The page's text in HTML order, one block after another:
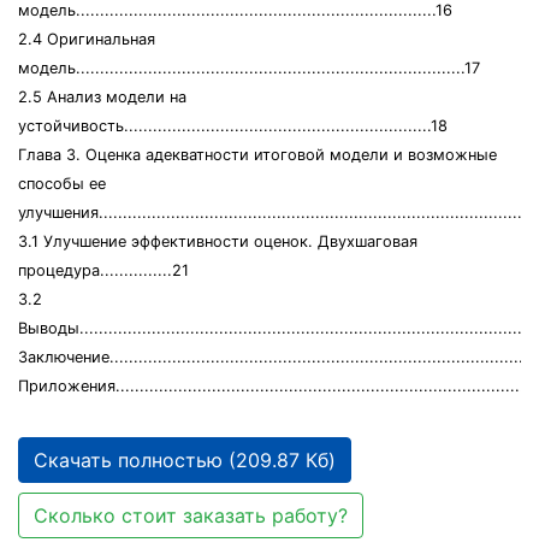
модель...........................................................................16
2.4 Оригинальная
модель.................................................................................17
2.5 Анализ модели на
устойчивость................................................................18
Глава 3. Оценка адекватности итоговой модели и возможные
способы ее
3.1 Улучшение эффективности оценок. Двухшаговая
процедура...............21
3.2
Скачать полностью (209.87 Кб)
Сколько стоит заказать работу?